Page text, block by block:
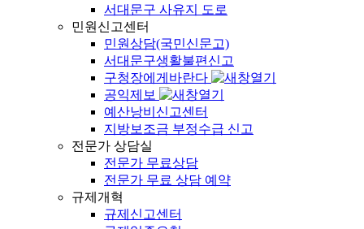
서대문구 사유지 도로
민원신고센터
민원상담(국민신문고)
서대문구생활불편신고
구청장에게바란다
공익제보
예산낭비신고센터
지방보조금 부정수급 신고
전문가 상담실
전문가 무료상담
전문가 무료 상담 예약
규제개혁
규제신고센터